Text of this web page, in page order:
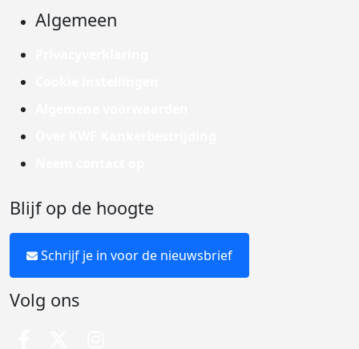
Algemeen
Blijf op de hoogte
Schrijf je in voor de nieuwsbrief
Volg ons